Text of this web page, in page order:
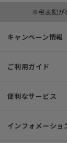
※税表記が
キャンペーン情報
ご利用ガイド
便利なサービス
インフォメーショ